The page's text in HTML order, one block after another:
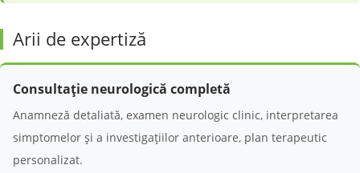
Arii de expertiză
Consultație neurologică completă
Anamneză detaliată, examen neurologic clinic, interpretarea
simptomelor și a investigațiilor anterioare, plan terapeutic
personalizat.